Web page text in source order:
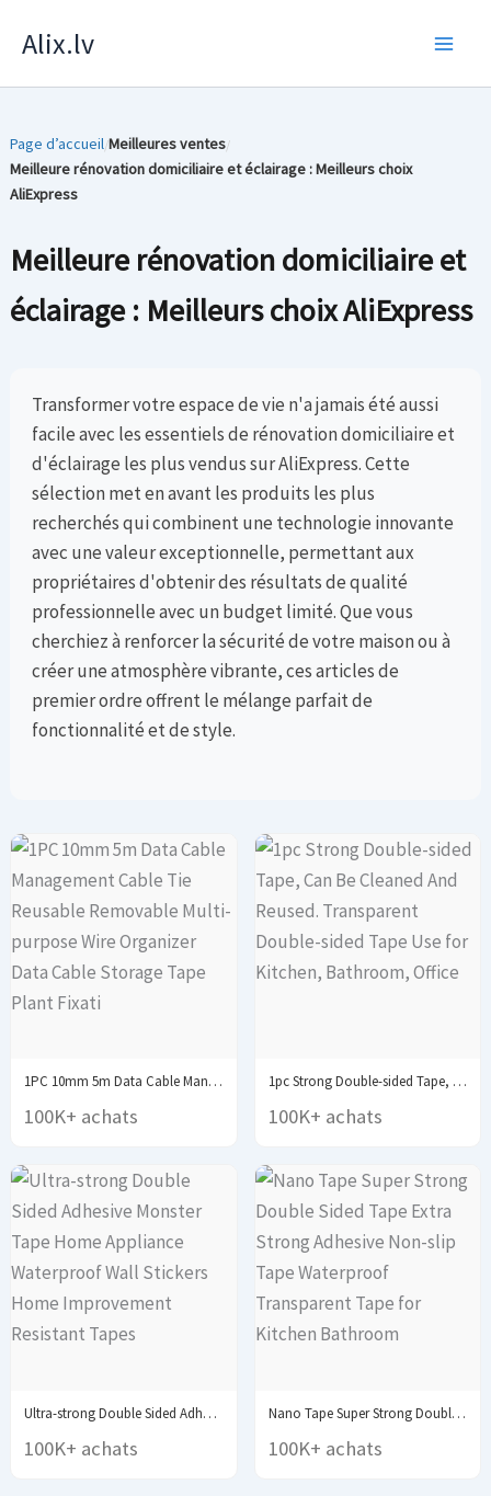
Alix.lv
Page d’accueil/Meilleures ventes/
Meilleure rénovation domiciliaire et éclairage : Meilleurs choix
AliExpress
Meilleure rénovation domiciliaire et
éclairage : Meilleurs choix AliExpress
Transformer votre espace de vie n'a jamais été aussi
facile avec les essentiels de rénovation domiciliaire et
d'éclairage les plus vendus sur AliExpress. Cette
sélection met en avant les produits les plus
recherchés qui combinent une technologie innovante
avec une valeur exceptionnelle, permettant aux
propriétaires d'obtenir des résultats de qualité
professionnelle avec un budget limité. Que vous
cherchiez à renforcer la sécurité de votre maison ou à
créer une atmosphère vibrante, ces articles de
premier ordre offrent le mélange parfait de
fonctionnalité et de style.
1PC 10mm 5m Data Cable Management Cable Tie...
100K+ achats
1pc Strong Double-sided Tape, Can Be Cleaned And...
100K+ achats
Ultra-strong Double Sided Adhesive Monster Tape Home Appliance...
100K+ achats
Nano Tape Super Strong Double Sided Tape Extra...
100K+ achats